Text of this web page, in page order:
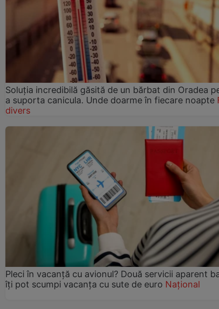
Soluția incredibilă găsită de un bărbat din Oradea
a suporta canicula. Unde doarme în fiecare noapte
divers
Pleci în vacanță cu avionul? Două servicii aparent
îți pot scumpi vacanța cu sute de euro Național